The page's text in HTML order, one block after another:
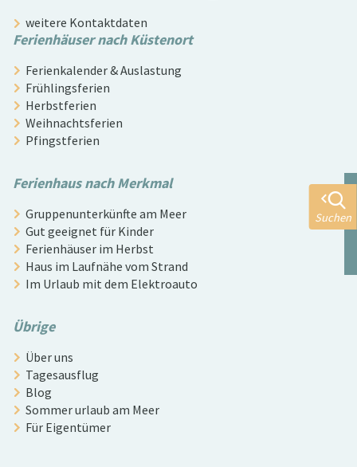
weitere Kontaktdaten
Ferienhäuser nach Küstenort
Ferienkalender & Auslastung
Frühlingsferien
Herbstferien
Weihnachtsferien
Pfingstferien
Ferienhaus nach Merkmal
Gruppenunterkünfte am Meer
Gut geeignet für Kinder
Ferienhäuser im Herbst
Haus im Laufnähe vom Strand
Im Urlaub mit dem Elektroauto
Übrige
Über uns
Tagesausflug
Blog
Sommer urlaub am Meer
Für Eigentümer
Suchen